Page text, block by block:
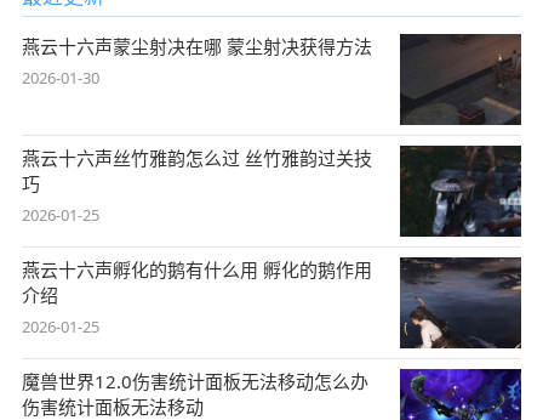
燕云十六声蒙尘射决在哪 蒙尘射决获得方法
2026-01-30
燕云十六声丝竹雅韵怎么过 丝竹雅韵过关技
巧
2026-01-25
燕云十六声孵化的鹅有什么用 孵化的鹅作用
介绍
2026-01-25
魔兽世界12.0伤害统计面板无法移动怎么办
伤害统计面板无法移动